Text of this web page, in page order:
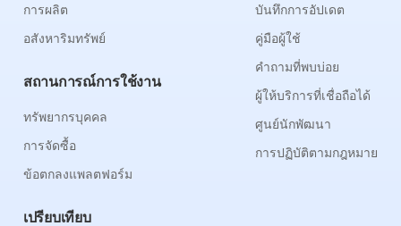
การผลิต
อสังหาริมทรัพย์
สถานการณ์การใช้งาน
ทรัพยากรบุคคล
การจัดซื้อ
ข้อตกลงแพลตฟอร์ม
เปรียบเทียบ
บันทึกการอัปเดต
คู่มือผู้ใช้
คำถามที่พบบ่อย
ผู้ให้บริการที่เชื่อถือได้
ศูนย์นักพัฒนา
การปฏิบัติตามกฎหมาย